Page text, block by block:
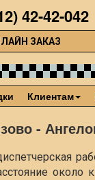
42-42-042
ЗАКАЗ
Клиентам
-
около